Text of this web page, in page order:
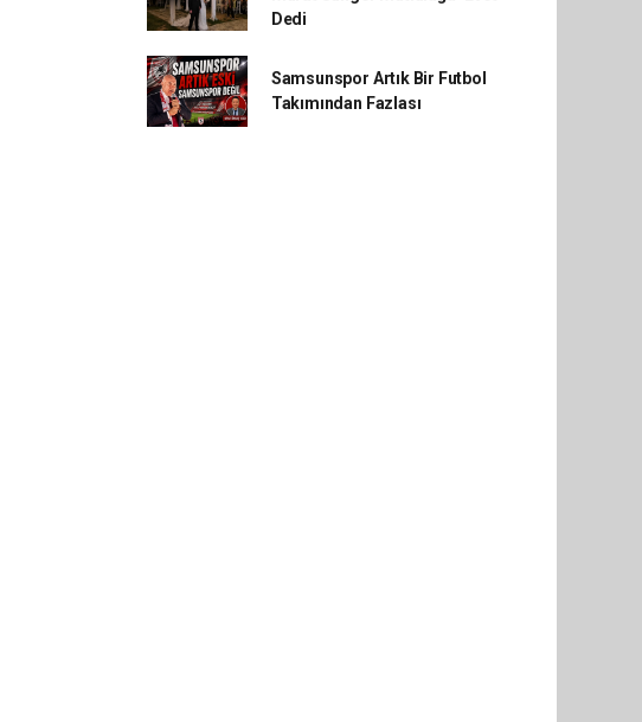
Dedi
Samsunspor Artık Bir Futbol
Takımından Fazlası